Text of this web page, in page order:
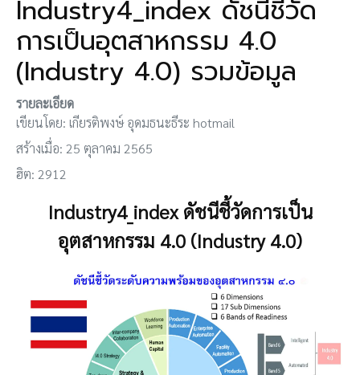
Industry4_index ดัชนีชี้วัด
การเป็นอุตสาหกรรม 4.0
(Industry 4.0) รวมข้อมูล
รายละเอียด
เขียนโดย: เกียรติพงษ์ อุดมธนะธีระ hotmail
สร้างเมื่อ: 25 ตุลาคม 2565
ฮิต: 2912
Industry4_index ดัชนีชี้วัดการเป็น
อุตสาหกรรม 4.0 (Industry 4.0)